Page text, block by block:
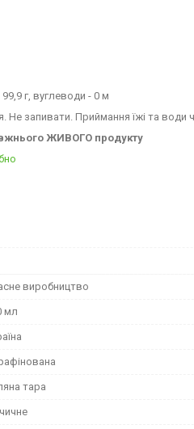
99,9 г, вуглеводи - 0 м
Не запивати. Приймання їжі та води
ЖИВОГО продукту
виробництво
мл
тара